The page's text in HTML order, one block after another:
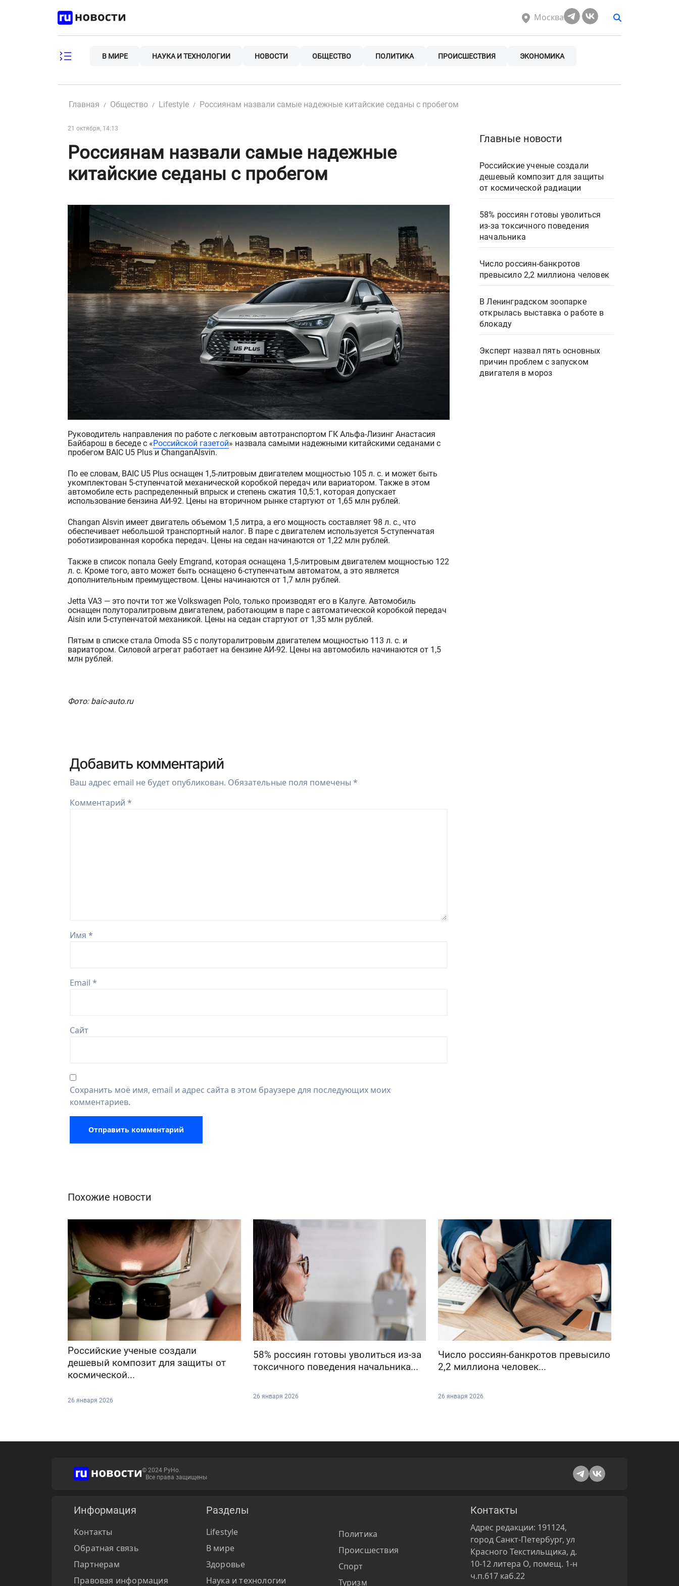
Москва
В МИРЕ НАУКА И ТЕХНОЛОГИИ НОВОСТИ ОБЩЕСТВО ПОЛИТИКА ПРОИСШЕСТВИЯ ЭКОНОМИКА
Главная Общество Lifestyle Россиянам назвали самые надежные китайские седаны с пробегом
21 октября, 14:13
Россиянам назвали самые надежные
китайские седаны с пробегом
Руководитель направления по работе с легковым автотранспортом ГК Альфа-Лизинг Анастасия
Байбарош в беседе с «Российской газетой» назвала самыми надежными китайскими седанами с
пробегом BAIC U5 Plus и ChanganAlsvin.
По ее словам, BAIC U5 Plus оснащен 1,5-литровым двигателем мощностью 105 л. с. и может быть
укомплектован 5-ступенчатой механической коробкой передач или вариатором. Также в этом
автомобиле есть распределенный впрыск и степень сжатия 10,5:1 , которая допускает
использование бензина АИ-92. Цены на вторичном рынке стартуют от 1,65 млн рублей.
Changan Alsvin имеет двигатель объемом 1,5 литра, а его мощность составляет 98 л. с., что
обеспечивает небольшой транспортный налог. В паре с двигателем используется 5-ступенчатая
роботизированная коробка передач. Цены на седан начинаются от 1,22 млн рублей.
Также в список попала Geely Emgrand, которая оснащена 1,5-литровым двигателем мощностью 122
л. с. Кроме того, авто может быть оснащено 6-ступенчатым автоматом, а это является
дополнительным преимуществом. Цены начинаются от 1,7 млн рублей.
Jetta VA3 — это почти тот же Volkswagen Polo, только производят его в Калуге. Автомобиль
оснащен полуторалитровым двигателем, работающим в паре с автоматической коробкой передач
Aisin или 5-ступенчатой механикой. Цены на седан стартуют от 1,35 млн рублей.
Пятым в списке стала Omoda S5 с полуторалитровым двигателем мощностью 113 л. с. и
вариатором. Силовой агрегат работает на бензине АИ-92. Цены на автомобиль начинаются от 1,5
млн рублей.
Фото: baic-auto.ru
Добавить комментарий
Ваш адрес email не будет опубликован. Обязательные поля помечены *
Комментарий *
Имя *
Email *
Сайт
Сохранить моё имя, email и адрес сайта в этом браузере для последующих моих
комментариев.
Главные новости
Российские ученые создали
дешевый композит для защиты
от космической радиации
58% россиян готовы уволиться
из-за токсичного поведения
начальника
Число россиян-банкротов
превысило 2,2 миллиона человек
В Ленинградском зоопарке
открылась выставка о работе в
блокаду
Эксперт назвал пять основных
причин проблем с запуском
двигателя в мороз
Похожие новости
Российские ученые создали
дешевый композит для защиты от
космической...
26 января 2026
58% россиян готовы уволиться из-за
токсичного поведения начальника...
26 января 2026
Число россиян-банкротов превысило
2,2 миллиона человек...
26 января 2026
© 2024 РуНо.
Все права защищены
Информация
Контакты
Обратная связь
Партнерам
Правовая информация
Разделы
Lifestyle
В мире
Здоровье
Наука и технологии
Политика
Происшествия
Спорт
Туризм
Контакты
Адрес редакции: 191124,
город Санкт-Петербург, ул
Красного Текстильщика, д.
10-12 литера О, помещ. 1-н
ч.п.617 каб.22